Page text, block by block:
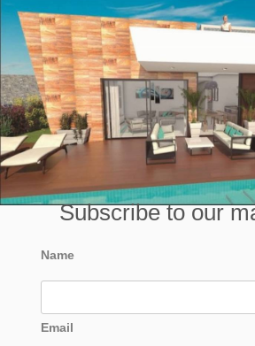
Subscribe to our
Name
Email